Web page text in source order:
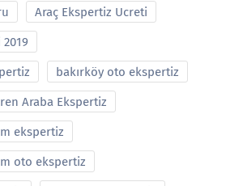
Araç Ekspertiz Ucreti
bakırköy oto ekspertiz
Araba Ekspertiz
ekspertiz
oto ekspertiz